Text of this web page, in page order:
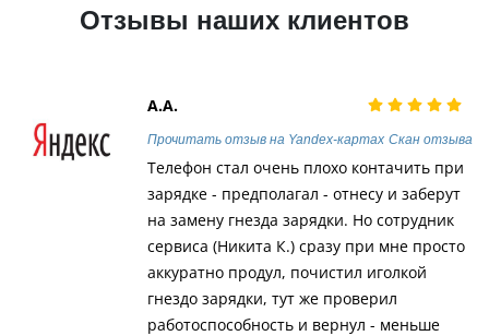
Отзывы наших клиентов
А.А.
Прочитать отзыв на Yandex-картах Скан отзыва
Телефон стал очень плохо контачить при
зарядке - предполагал - отнесу и заберут
на замену гнезда зарядки. Но сотрудник
сервиса (Никита К.) сразу при мне просто
аккуратно продул, почистил иголкой
гнездо зарядки, тут же проверил
работоспособность и вернул - меньше